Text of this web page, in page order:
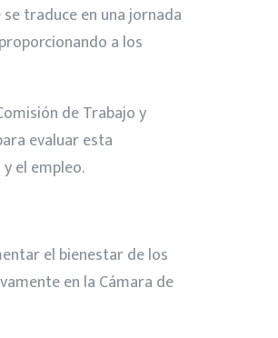
traduce en una jornada
a los
de Trabajo y
evaluar esta
el empleo.
el bienestar de los
en la Cámara de